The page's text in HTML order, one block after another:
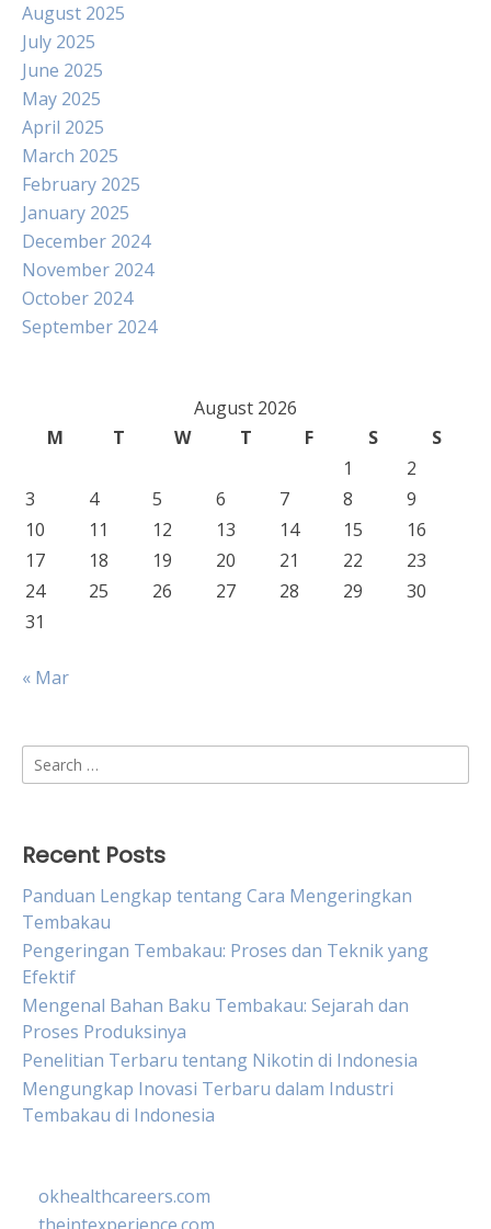
August 2025
July 2025
June 2025
May 2025
April 2025
March 2025
February 2025
January 2025
December 2024
November 2024
October 2024
September 2024
August 2026
M
T W T F S
S
1
2
3
4 5 6 7 8
9
10
11 12 13 14 15
16
17
18 19 20 21 22
23
24
25 26 27 28 29
30
31
« Mar
Search
for:
Recent Posts
Panduan Lengkap tentang Cara Mengeringkan
Tembakau
Pengeringan Tembakau: Proses dan Teknik yang
Efektif
Mengenal Bahan Baku Tembakau: Sejarah dan
Proses Produksinya
Penelitian Terbaru tentang Nikotin di Indonesia
Mengungkap Inovasi Terbaru dalam Industri
Tembakau di Indonesia
okhealthcareers.com